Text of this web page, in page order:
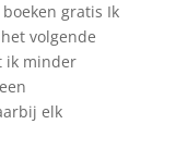
gratis Ik
volgende
ik minder
elk